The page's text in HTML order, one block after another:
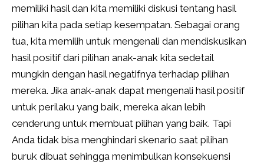
memiliki hasil dan kita memiliki diskusi tentang hasil
pilihan kita pada setiap kesempatan. Sebagai orang
tua, kita memilih untuk mengenali dan mendiskusikan
hasil positif dari pilihan anak-anak kita sedetail
mungkin dengan hasil negatifnya terhadap pilihan
mereka. Jika anak-anak dapat mengenali hasil positif
untuk perilaku yang baik, mereka akan lebih
cenderung untuk membuat pilihan yang baik. Tapi
Anda tidak bisa menghindari skenario saat pilihan
buruk dibuat sehingga menimbulkan konsekuensi